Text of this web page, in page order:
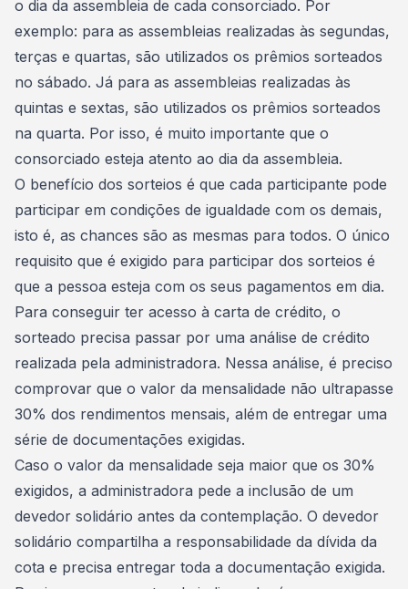
o dia da assembleia de cada consorciado. Por
exemplo: para as assembleias realizadas às segundas,
terças e quartas, são utilizados os prêmios sorteados
no sábado. Já para as assembleias realizadas às
quintas e sextas, são utilizados os prêmios sorteados
na quarta. Por isso, é muito importante que o
consorciado esteja atento ao dia da assembleia.
O benefício dos sorteios é que cada participante pode
participar em condições de igualdade com os demais,
isto é, as chances são as mesmas para todos. O único
requisito que é exigido para participar dos sorteios é
que a pessoa esteja com os seus pagamentos em dia.
Para conseguir ter acesso à carta de crédito, o
sorteado precisa passar por uma análise de crédito
realizada pela administradora. Nessa análise, é preciso
comprovar que o valor da mensalidade não ultrapasse
30% dos rendimentos mensais, além de entregar uma
série de documentações exigidas.
Caso o valor da mensalidade seja maior que os 30%
exigidos, a administradora pede a inclusão de um
devedor solidário antes da contemplação. O devedor
solidário compartilha a responsabilidade da dívida da
cota e precisa entregar toda a documentação exigida.